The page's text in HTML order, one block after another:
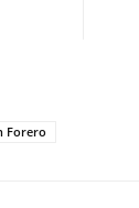
Forero